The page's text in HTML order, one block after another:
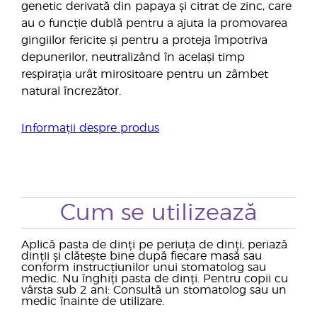
genetic derivată din papaya și citrat de zinc, care
au o funcție dublă pentru a ajuta la promovarea
gingiilor fericite și pentru a proteja împotriva
depunerilor, neutralizând în același timp
respirația urât mirositoare pentru un zâmbet
natural încrezător.
Informații despre produs
Cum se utilizează
Aplică pasta de dinți pe periuța de dinți, periază
dinții și clătește bine după fiecare masă sau
conform instrucțiunilor unui stomatolog sau
medic. Nu înghiți pasta de dinți. Pentru copii cu
vârsta sub 2 ani: Consultă un stomatolog sau un
medic înainte de utilizare.